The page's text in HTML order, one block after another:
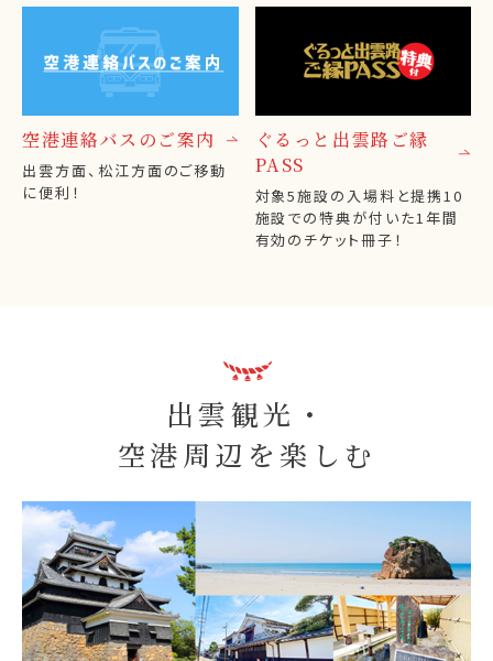
空港連絡バスのご案内
出雲方面、松江方面のご移動
に便利！
ぐるっと出雲路ご縁
PASS
対象5施設の入場料と提携10
施設での特典が付いた1年間
有効のチケット冊子！
出雲観光・
空港周辺を楽しむ